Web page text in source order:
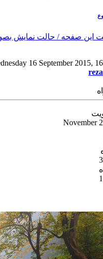
این صفحه / حالت نمایش
16 September 2015,
November